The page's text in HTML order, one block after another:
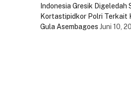
Indonesia Gresik Digeledah
Kortastipidkor Polri Terkait
Gula Asembagoes Juni 10,